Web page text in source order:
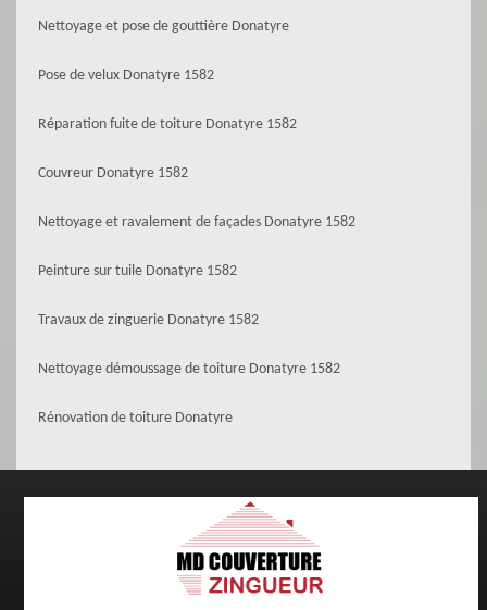
Nettoyage et pose de gouttière Donatyre
Pose de velux Donatyre 1582
Réparation fuite de toiture Donatyre 1582
Couvreur Donatyre 1582
Nettoyage et ravalement de façades Donatyre 1582
Peinture sur tuile Donatyre 1582
Travaux de zinguerie Donatyre 1582
Nettoyage démoussage de toiture Donatyre 1582
Rénovation de toiture Donatyre